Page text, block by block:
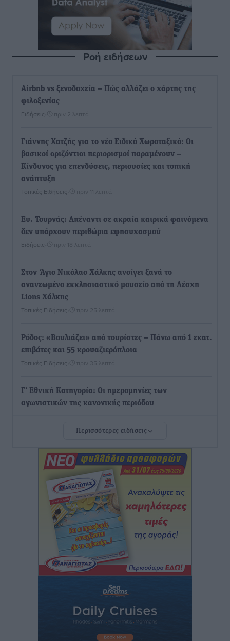
Ροή ειδήσεων
Airbnb vs ξενοδοχεία – Πώς αλλάζει ο χάρτης της
φιλοξενίας
Ειδήσεις πριν 2 λεπτά
Γιάννης Χατζής για το νέο Ειδικό Χωροταξικό: Οι
βασικοί οριζόντιοι περιορισμοί παραμένουν –
Κίνδυνος για επενδύσεις, περιουσίες και τοπική
ανάπτυξη
Τοπικές Ειδήσεις πριν 11 λεπτά
Ευ. Τουρνάς: Απέναντι σε ακραία καιρικά φαινόμενα
δεν υπάρχουν περιθώρια εφησυχασμού
Ειδήσεις πριν 18 λεπτά
Στον Άγιο Νικόλαο Χάλκης ανοίγει ξανά το
ανανεωμένο εκκλησιαστικό μουσείο από τη Λέσχη
Lions Χάλκης
Τοπικές Ειδήσεις πριν 25 λεπτά
Ρόδος: «Βουλιάζει» από τουρίστες – Πάνω από 1 εκατ.
επιβάτες και 55 κρουαζιερόπλοια
Τοπικές Ειδήσεις πριν 35 λεπτά
Γ’ Εθνική Κατηγορία: Οι ημερομηνίες των
αγωνιστικών της κανονικής περιόδου
πελατών
Τοπικές Ειδήσεις• πριν 6 ώρες
Χωρίς υποχρεωτική παρουσία μικρών στη 12άδα
πριν 7 ώρες
Ο Πελεκάνος, οι ανεμογεννήτριες και μια κοινότητα
που κανείς δεν ρώτησε
Δημο-Κρίσεις• πριν 7 ώρες
Η Ρόδος περιμένει και οι θεσμοί της λογομαχούν
Περισσότερες ειδήσεις